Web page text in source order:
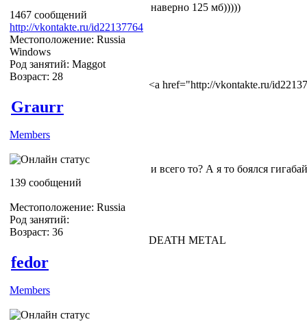
1467 сообщений
http://vkontakte.ru/id22137764
Местоположение: Russia
Windows
Род занятий: Maggot
Возраст: 28
наверно 125 мб)))))
<a href="http://vkontakte.ru/
Graurr
Members
139 сообщений
Местоположение: Russia
Род занятий:
Возраст: 36
и всего то? А я то боялся
DEATH METAL
fedor
Members